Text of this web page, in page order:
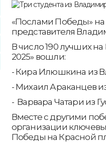
«Послами Победы» на
представителя
В число 190 лучших
2025» вошли:
- Кира Илюшкина из
- Михаил Араканцев
- Варвара Чатари из
Вместе с другими
организации
Победы на Красной